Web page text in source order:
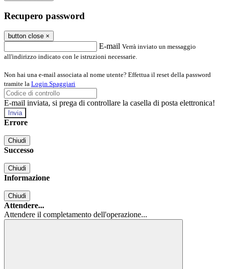
Recupero password
button close ×
E-mail Verrà inviato un messaggio
all'indirizzo indicato con le istruzioni necessarie.
Non hai una e-mail associata al nome utente? Effettua il reset della password
tramite la Login Spaggiari
E-mail inviata, si prega di controllare la casella di posta elettronica!
Errore
Chiudi
Successo
Chiudi
Informazione
Chiudi
Attendere...
Attendere il completamento dell'operazione...